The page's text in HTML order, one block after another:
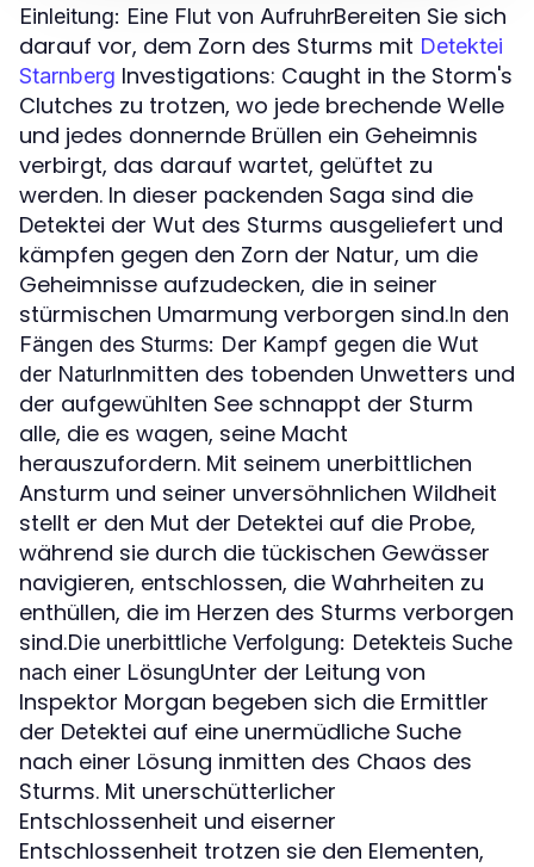
Einleitung: Eine Flut von AufruhrBereiten Sie sich
darauf vor, dem Zorn des Sturms mit Detektei
Starnberg Investigations: Caught in the Storm's
Clutches zu trotzen, wo jede brechende Welle
und jedes donnernde Brüllen ein Geheimnis
verbirgt, das darauf wartet, gelüftet zu
werden. In dieser packenden Saga sind die
Detektei der Wut des Sturms ausgeliefert und
kämpfen gegen den Zorn der Natur, um die
Geheimnisse aufzudecken, die in seiner
stürmischen Umarmung verborgen sind.In den
Fängen des Sturms: Der Kampf gegen die Wut
der NaturInmitten des tobenden Unwetters und
der aufgewühlten See schnappt der Sturm
alle, die es wagen, seine Macht
herauszufordern. Mit seinem unerbittlichen
Ansturm und seiner unversöhnlichen Wildheit
stellt er den Mut der Detektei auf die Probe,
während sie durch die tückischen Gewässer
navigieren, entschlossen, die Wahrheiten zu
enthüllen, die im Herzen des Sturms verborgen
sind.Die unerbittliche Verfolgung: Detekteis Suche
nach einer LösungUnter der Leitung von
Inspektor Morgan begeben sich die Ermittler
der Detektei auf eine unermüdliche Suche
nach einer Lösung inmitten des Chaos des
Sturms. Mit unerschütterlicher
Entschlossenheit und eiserner
Entschlossenheit trotzen sie den Elementen,